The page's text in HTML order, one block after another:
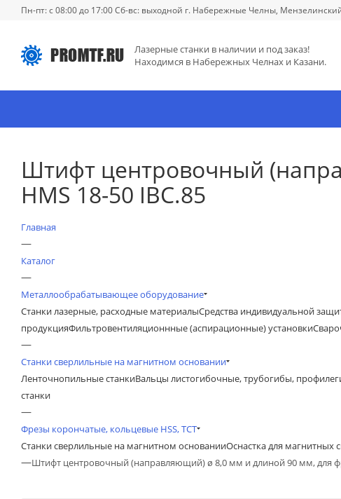
Пн-пт: с 08:00 до 17:00 Сб-вс: выходной г. Набережные Челны,
Лазерные станки в наличии и под заказ!
Находимся в Набережных Челнах и Казани.
Штифт центровочный
HMS 18-50 IBC.85
Главная
—
Каталог
—
Металлообрабатывающее оборудование
Станки лазерные, расходные материалыСредства индивидуальной
продукцияФильтровентиляционнные (аспирационные) установки
—
Станки сверлильные на магнитном основании
Ленточнопильные станкиВальцы листогибочные, трубогибы,
станки
—
Фрезы корончатые, кольцевые HSS, TCT
Станки сверлильные на магнитном основанииОснастка для магнитных
—Штифт центровочный (направляющий) ø 8,0 мм и длиной 90 мм, для